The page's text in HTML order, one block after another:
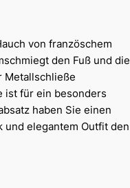
von französchem
den Fuß und die
Metallschließe
ist für ein besonders
haben Sie einen
und elegantem Outfit den